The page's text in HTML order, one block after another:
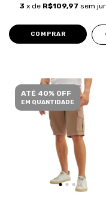
3 x de R$109,97 sem
COMPRAR
ATÉ 40% OFF
EM QUANTIDADE